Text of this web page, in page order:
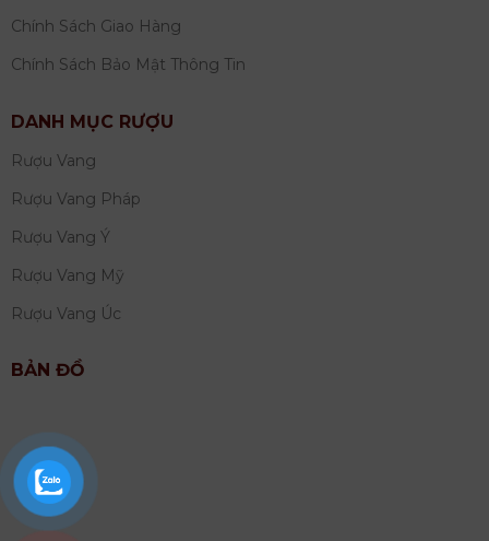
Chính Sách Giao Hàng
Chính Sách Bảo Mật Thông Tin
DANH MỤC RƯỢU
Rượu Vang
Rượu Vang Pháp
Rượu Vang Ý
Rượu Vang Mỹ
Rượu Vang Úc
BẢN ĐỒ